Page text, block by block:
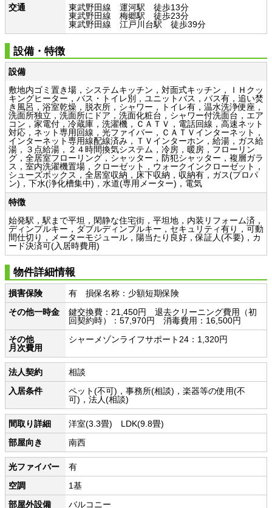
交通
東武野田線 運河駅 徒歩13分
東武野田線 梅郷駅 徒歩23分
東武野田線 江戸川台駅 徒歩39分
設備・特徴
設備
敷地内ゴミ置き場，システムキッチン，対面式キッチン，ＩＨクッ
キングヒーター，バス・トイレ別，ユニットバス，バス有，追い焚
き風呂，浴室乾燥，脱衣所，シャワー，トイレ有，温水洗浄便座，
洗面所独立，洗面所にドア，洗面化粧台，シャワー付洗面台，エア
コン，家電付，冷蔵庫，洗濯機，ＣＡＴＶ，電話回線，高速ネット
対応，ネット専用回線，光ファイバー，ＣＡＴＶインターネット，
インターネット専用線配線済み，ＴＶインターホン，給湯，ガス給
湯，３点給湯，２４時間換気システム，冷房，暖房，フローリン
グ，全居室フローリング，シャッター，防犯シャッター，複層ガラ
ス，室内洗濯機置場，クローゼット，ウォークインクローゼット，
シューズボックス，全居室収納，床下収納，収納有，ガス(プロパ
ン)，下水(浄化槽集中)，水道(専用メーター)，電気
特徴
始発駅，駅まで平坦，閑静な住宅街，平坦地，内装リフォーム済，
ディンプルキー，ダブルディンプルキー，セキュリティ有り，可動
間仕切り，メーターモジュール，陽当たり良好，保証人(不要)，カ
ード決済可(入居時費用)
物件詳細情報
損害保険
有 損保名称：少額短期保険
その他一時金
鍵交換費：21,450円 退去クリーニング費用（初
回契約時）：57,970円 消毒費用：16,500円
その他
月次費用
シャーメゾンライフサポート24：1,320円
法人契約
相談
入居条件
ペット(不可)，事務所(相談)，楽器等の使用(不
可)，法人(相談)
間取り詳細
洋室(3.3畳) LDK(9.8畳)
部屋向き
南西
光ファイバー
有
空調
1基
部屋外設備
バルコニー